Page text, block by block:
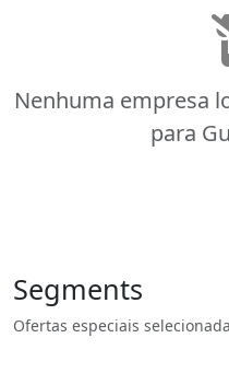
Nenhuma empresa
para
Segments
Ofertas especiais